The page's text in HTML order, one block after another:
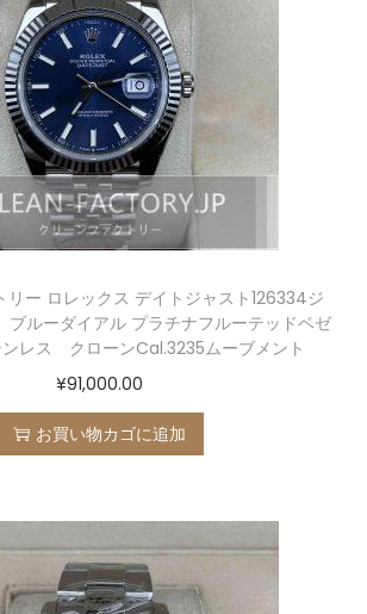
リー ロレックス デイトジャスト126334ジ
ルーダイアル プラチナフルーテッドベゼ
レス クローンCal.3235ムーブメント
¥91,000.00
お買い物カゴに追加